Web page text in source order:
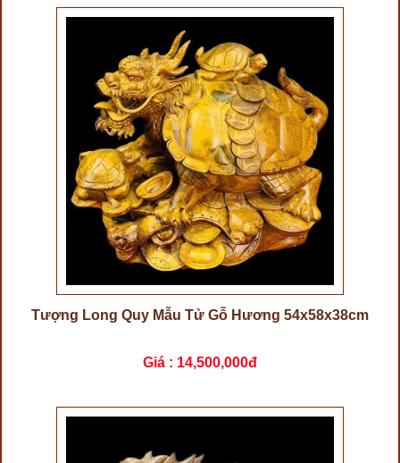
Tượng Long Quy Mẫu Tử Gỗ Hương 54x58x38cm
Giá : 14,500,000đ